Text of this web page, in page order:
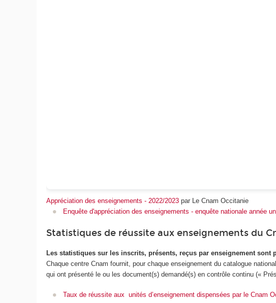
Appréciation des enseignements - 2022/2023 par Le Cnam Occitanie
Enquête d'appréciation des enseignements - enquête nationale année
Statistiques de réussite aux enseignements du
Les statistiques sur les inscrits, présents, reçus par enseignement sont
Chaque centre Cnam fournit, pour chaque enseignement du catalogue
qui ont présenté le ou les document(s) demandé(s) en contrôle continu («
Taux de réussite aux unités d’enseignement dispensées par le Cnam